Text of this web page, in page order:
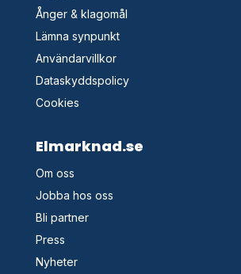
Ånger & klagomål
Lämna synpunkt
Användarvillkor
Dataskyddspolicy
Cookies
Elmarknad.se
Om oss
Jobba hos oss
Bli partner
Press
Nyheter